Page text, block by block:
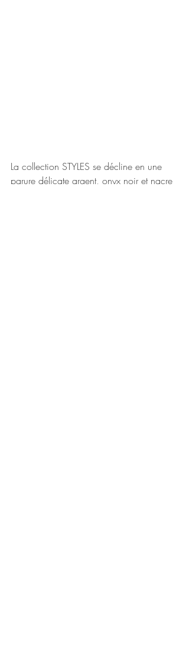
La collection STYLES se décline en une
parure délicate argent, onyx noir et nacre